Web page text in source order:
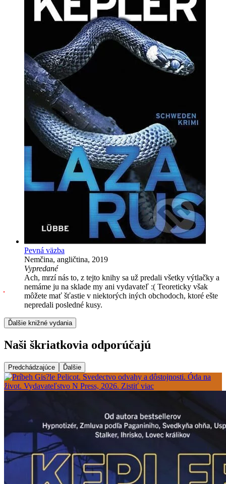
Pevná väzba
Nemčina, angličtina, 2019
Vypredané
Ach, mrzí nás to, z tejto knihy sa už predali všetky výtlačky a
nemáme ju na sklade my ani vydavateľ :( Teoreticky však
môžete mať šťastie v niektorých iných obchodoch, ktoré ešte
nepredali posledné kusy.
Ďalšie knižné vydania
Naši škriatkovia odporúčajú
Predchádzajúce Ďalšie